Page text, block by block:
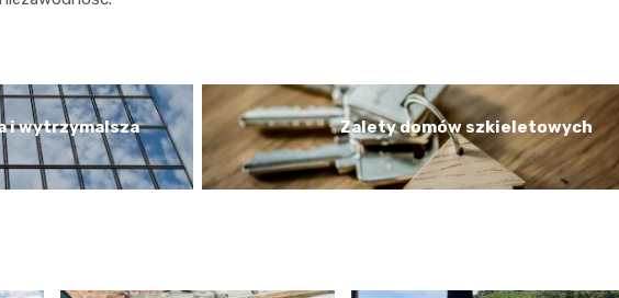
i wytrzymalsza
Zalety domów szkieletowych